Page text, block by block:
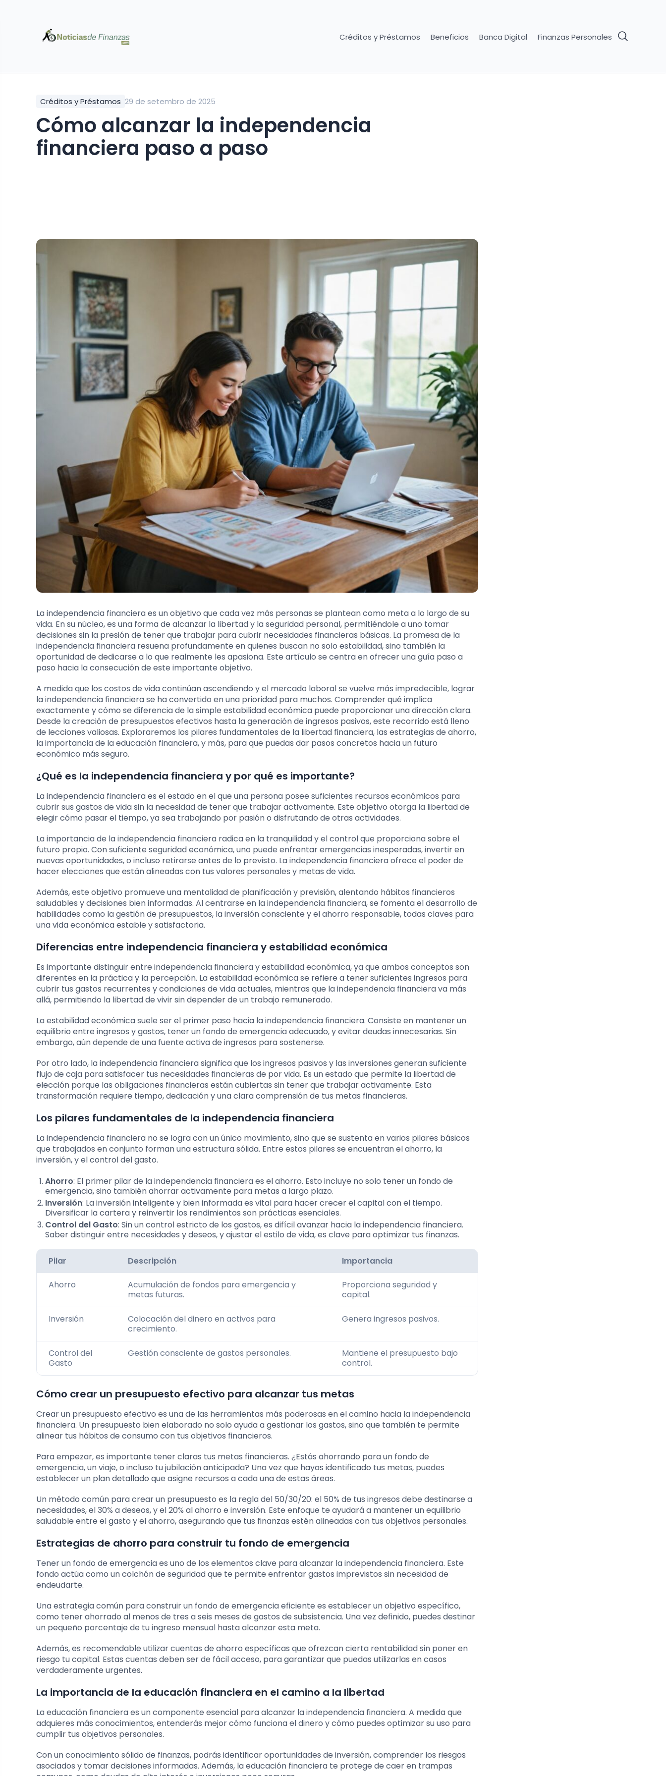
Créditos y Préstamos Beneficios Banca Digital Finanzas Personales
Créditos y Préstamos 29 de setembro de 2025
Cómo alcanzar la independencia
financiera paso a paso
La independencia financiera es un objetivo que cada vez más personas se plantean como meta a lo largo de su
vida. En su núcleo, es una forma de alcanzar la libertad y la seguridad personal, permitiéndole a uno tomar
decisiones sin la presión de tener que trabajar para cubrir necesidades financieras básicas. La promesa de la
independencia financiera resuena profundamente en quienes buscan no solo estabilidad, sino también la
oportunidad de dedicarse a lo que realmente les apasiona. Este artículo se centra en ofrecer una guía paso a
paso hacia la consecución de este importante objetivo.
A medida que los costos de vida continúan ascendiendo y el mercado laboral se vuelve más impredecible, lograr
la independencia financiera se ha convertido en una prioridad para muchos. Comprender qué implica
exactamente y cómo se diferencia de la simple estabilidad económica puede proporcionar una dirección clara.
Desde la creación de presupuestos efectivos hasta la generación de ingresos pasivos, este recorrido está lleno
de lecciones valiosas. Exploraremos los pilares fundamentales de la libertad financiera, las estrategias de ahorro,
la importancia de la educación financiera, y más, para que puedas dar pasos concretos hacia un futuro
económico más seguro.
¿Qué es la independencia financiera y por qué es importante?
La independencia financiera es el estado en el que una persona posee suficientes recursos económicos para
cubrir sus gastos de vida sin la necesidad de tener que trabajar activamente. Este objetivo otorga la libertad de
elegir cómo pasar el tiempo, ya sea trabajando por pasión o disfrutando de otras actividades.
La importancia de la independencia financiera radica en la tranquilidad y el control que proporciona sobre el
futuro propio. Con suficiente seguridad económica, uno puede enfrentar emergencias inesperadas, invertir en
nuevas oportunidades, o incluso retirarse antes de lo previsto. La independencia financiera ofrece el poder de
hacer elecciones que están alineadas con tus valores personales y metas de vida.
Además, este objetivo promueve una mentalidad de planificación y previsión, alentando hábitos financieros
saludables y decisiones bien informadas. Al centrarse en la independencia financiera, se fomenta el desarrollo de
habilidades como la gestión de presupuestos, la inversión consciente y el ahorro responsable, todas claves para
una vida económica estable y satisfactoria.
Diferencias entre independencia financiera y estabilidad económica
Es importante distinguir entre independencia financiera y estabilidad económica, ya que ambos conceptos son
diferentes en la práctica y la percepción. La estabilidad económica se refiere a tener suficientes ingresos para
cubrir tus gastos recurrentes y condiciones de vida actuales, mientras que la independencia financiera va más
allá, permitiendo la libertad de vivir sin depender de un trabajo remunerado.
La estabilidad económica suele ser el primer paso hacia la independencia financiera. Consiste en mantener un
equilibrio entre ingresos y gastos, tener un fondo de emergencia adecuado, y evitar deudas innecesarias. Sin
embargo, aún depende de una fuente activa de ingresos para sostenerse.
Por otro lado, la independencia financiera significa que los ingresos pasivos y las inversiones generan suficiente
flujo de caja para satisfacer tus necesidades financieras de por vida. Es un estado que permite la libertad de
elección porque las obligaciones financieras están cubiertas sin tener que trabajar activamente. Esta
transformación requiere tiempo, dedicación y una clara comprensión de tus metas financieras.
Los pilares fundamentales de la independencia financiera
La independencia financiera no se logra con un único movimiento, sino que se sustenta en varios pilares básicos
que trabajados en conjunto forman una estructura sólida. Entre estos pilares se encuentran el ahorro, la
inversión, y el control del gasto.
Ahorro: El primer pilar de la independencia financiera es el ahorro. Esto incluye no solo tener un fondo de
emergencia, sino también ahorrar activamente para metas a largo plazo.
Inversión: La inversión inteligente y bien informada es vital para hacer crecer el capital con el tiempo.
Diversificar la cartera y reinvertir los rendimientos son prácticas esenciales.
Control del Gasto: Sin un control estricto de los gastos, es difícil avanzar hacia la independencia financiera.
Saber distinguir entre necesidades y deseos, y ajustar el estilo de vida, es clave para optimizar tus finanzas.
Pilar Descripción Importancia
Ahorro
Acumulación de fondos para emergencia y
metas futuras.
Proporciona seguridad y
capital.
Inversión
Colocación del dinero en activos para
crecimiento.
Genera ingresos pasivos.
Control del
Gasto
Gestión consciente de gastos personales.
Mantiene el presupuesto bajo
control.
Cómo crear un presupuesto efectivo para alcanzar tus metas
Crear un presupuesto efectivo es una de las herramientas más poderosas en el camino hacia la independencia
financiera. Un presupuesto bien elaborado no solo ayuda a gestionar los gastos, sino que también te permite
alinear tus hábitos de consumo con tus objetivos financieros.
Para empezar, es importante tener claras tus metas financieras. ¿Estás ahorrando para un fondo de
emergencia, un viaje, o incluso tu jubilación anticipada? Una vez que hayas identificado tus metas, puedes
establecer un plan detallado que asigne recursos a cada una de estas áreas.
Un método común para crear un presupuesto es la regla del 50/30/20: el 50% de tus ingresos debe destinarse a
necesidades, el 30% a deseos, y el 20% al ahorro e inversión. Este enfoque te ayudará a mantener un equilibrio
saludable entre el gasto y el ahorro, asegurando que tus finanzas estén alineadas con tus objetivos personales.
Estrategias de ahorro para construir tu fondo de emergencia
Tener un fondo de emergencia es uno de los elementos clave para alcanzar la independencia financiera. Este
fondo actúa como un colchón de seguridad que te permite enfrentar gastos imprevistos sin necesidad de
endeudarte.
Una estrategia común para construir un fondo de emergencia eficiente es establecer un objetivo específico,
como tener ahorrado al menos de tres a seis meses de gastos de subsistencia. Una vez definido, puedes destinar
un pequeño porcentaje de tu ingreso mensual hasta alcanzar esta meta.
Además, es recomendable utilizar cuentas de ahorro específicas que ofrezcan cierta rentabilidad sin poner en
riesgo tu capital. Estas cuentas deben ser de fácil acceso, para garantizar que puedas utilizarlas en casos
verdaderamente urgentes.
La importancia de la educación financiera en el camino a la libertad
La educación financiera es un componente esencial para alcanzar la independencia financiera. A medida que
adquieres más conocimientos, entenderás mejor cómo funciona el dinero y cómo puedes optimizar su uso para
cumplir tus objetivos personales.
Con un conocimiento sólido de finanzas, podrás identificar oportunidades de inversión, comprender los riesgos
asociados y tomar decisiones informadas. Además, la educación financiera te protege de caer en trampas